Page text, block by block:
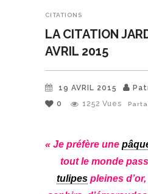
CITATIONS
LA CITATION
AVRIL 2015
19 AVRIL 2015
0
1252 Vues
« Je préfère une
tout le monde
tulipes pleines